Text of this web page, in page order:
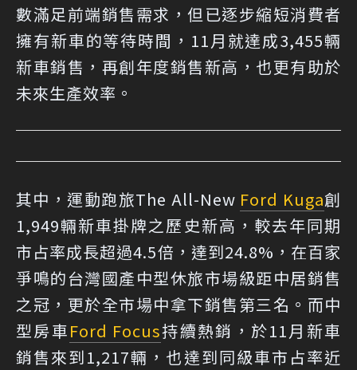
數滿足前端銷售需求，但已逐步縮短消費者
擁有新車的等待時間，11月就達成3,455輛
新車銷售，再創年度銷售新高，也更有助於
未來生產效率。
其中，運動跑旅The All-New Ford Kuga創
1,949輛新車掛牌之歷史新高，較去年同期
市占率成長超過4.5倍，達到24.8%，在百家
爭鳴的台灣國產中型休旅市場級距中居銷售
之冠，更於全市場中拿下銷售第三名。而中
型房車Ford Focus持續熱銷，於11月新車
銷售來到1,217輛，也達到同級車市占率近